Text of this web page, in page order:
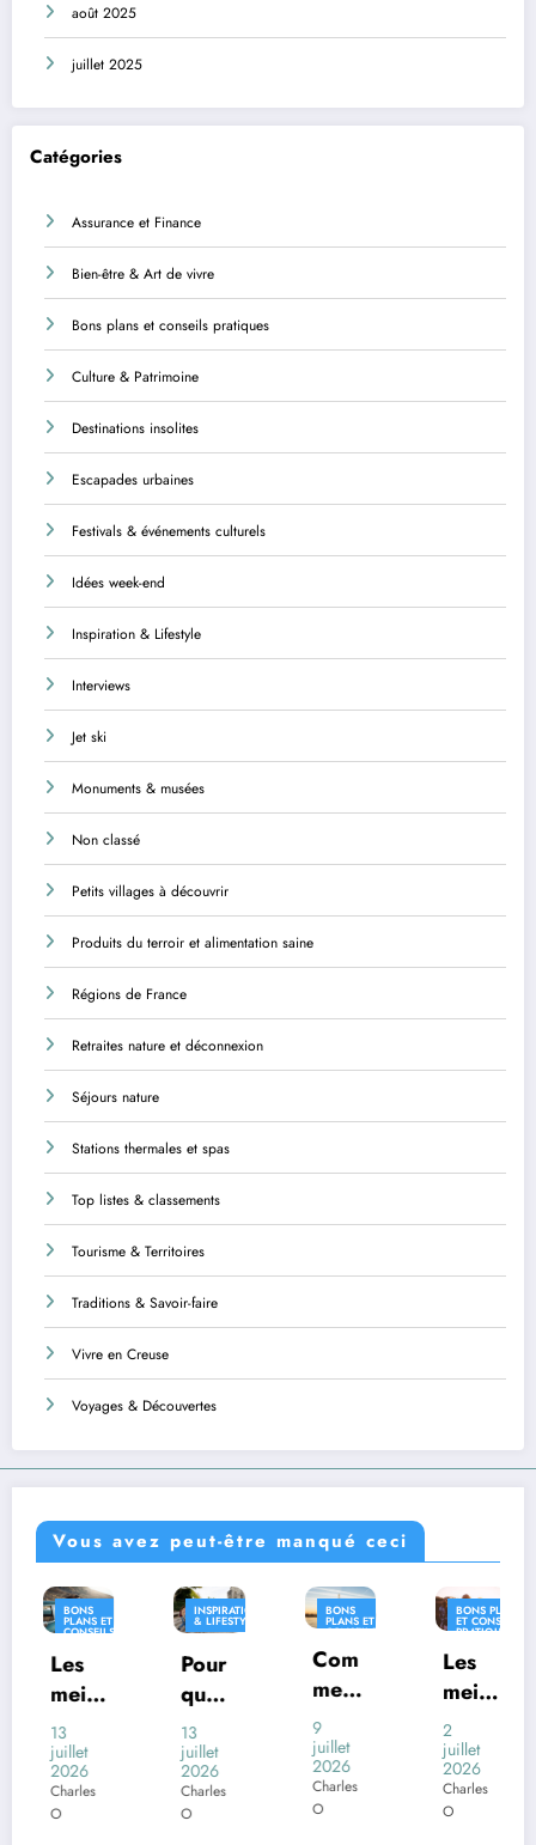
août 2025
juillet 2025
Catégories
Assurance et Finance
Bien-être & Art de vivre
Bons plans et conseils pratiques
Culture & Patrimoine
Destinations insolites
Escapades urbaines
Festivals & événements culturels
Idées week-end
Inspiration & Lifestyle
Interviews
Jet ski
Monuments & musées
Non classé
Petits villages à découvrir
Produits du terroir et alimentation saine
Régions de France
Retraites nature et déconnexion
Séjours nature
Stations thermales et spas
Top listes & classements
Tourisme & Territoires
Traditions & Savoir-faire
Vivre en Creuse
Voyages & Découvertes
Vous avez peut-être manqué ceci
INSPIRATION
& LIFESTYLE
Pour
quoi
nes
com
juillet
2026
Charles
BONS
PLANS ET
CONSEILS
Com
ment
ger
en
juillet
2026
Charles
BONS PLANS
ET CONSEILS
PRATIQUES
INSPIRATION
& LIFESTYLE
Les
meill
desti
natio
juillet
2026
Charles
&
Où
vivre
Franc
e
juin
2026
Charles